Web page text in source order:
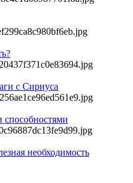
с Сириуса
способностями
необходимость